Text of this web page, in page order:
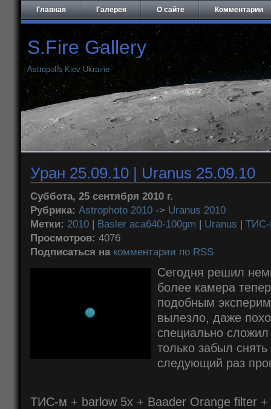
Главная Галерея О сайте Комментарии
S.Fire Gallery
Astropolis Kiev Ukraine
Уран 25.09.10 | Uranus 25.09.10
Суббота, 25 сентября 2010 г.
Рубрика: Astrophoto 2010 -> Uranus 2010
Метки: 2010 | Basler aca640-100gm | Uranus |
Просмотров: 4076
Подписаться на комментарии по RSS
Сегодня решил
более камера
подобным
вылезло, даже
специально
только забыл
следующий раз
ТИС-м + barlow 5x + Baader Orange filter +